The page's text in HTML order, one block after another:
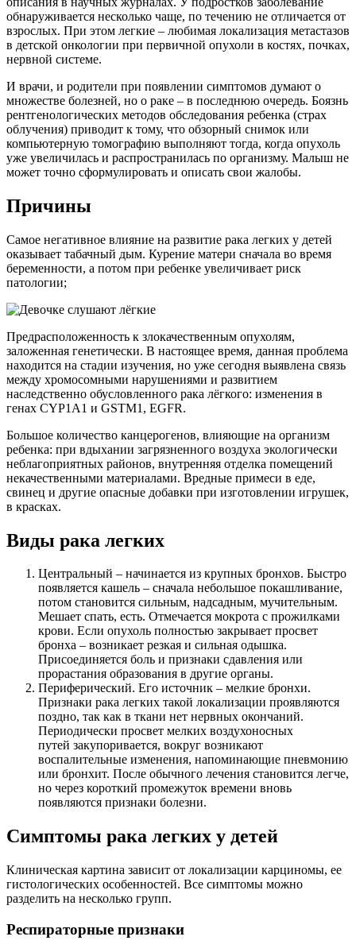
обнаруживается несколько чаще, по течению не отличается от
взрослых. При этом легкие – любимая локализация метастазов
в детской онкологии при первичной опухоли в костях, почках,
нервной системе.
И врачи, и родители при появлении симптомов думают о
множестве болезней, но о раке – в последнюю очередь. Боязнь
рентгенологических методов обследования ребенка (страх
облучения) приводит к тому, что обзорный снимок или
компьютерную томографию выполняют тогда, когда опухоль
уже увеличилась и распространилась по организму. Малыш не
может точно сформулировать и описать свои жалобы.
Причины
Самое негативное влияние на развитие рака легких у детей
оказывает табачный дым. Курение матери сначала во время
беременности, а потом при ребенке увеличивает риск
патологии;
Предрасположенность к злокачественным опухолям,
заложенная генетически. В настоящее время, данная проблема
находится на стадии изучения, но уже сегодня выявлена связь
между хромосомными нарушениями и развитием
наследственно обусловленного рака лёгкого: изменения в
генах CYP1A1 и GSTM1, EGFR.
Большое количество канцерогенов, влияющие на организм
ребенка: при вдыхании загрязненного воздуха экологически
неблагоприятных районов, внутренняя отделка помещений
некачественными материалами. Вредные примеси в еде,
свинец и другие опасные добавки при изготовлении игрушек,
в красках.
Виды рака легких
Центральный – начинается из крупных бронхов. Быстро
появляется кашель – сначала небольшое покашливание,
потом становится сильным, надсадным, мучительным.
Мешает спать, есть. Отмечается мокрота с прожилками
крови. Если опухоль полностью закрывает просвет
бронха – возникает резкая и сильная одышка.
Присоединяется боль и признаки сдавления или
прорастания образования в другие органы.
Периферический. Его источник – мелкие бронхи.
Признаки рака легких такой локализации проявляются
поздно, так как в ткани нет нервных окончаний.
Периодически просвет мелких воздухоносных
путей закупоривается, вокруг возникают
воспалительные изменения, напоминающие пневмонию
или бронхит. После обычного лечения становится легче,
но через короткий промежуток времени вновь
появляются признаки болезни.
Симптомы рака легких у детей
Клиническая картина зависит от локализации карциномы, ее
гистологических особенностей. Все симптомы можно
разделить на несколько групп.
Респираторные признаки